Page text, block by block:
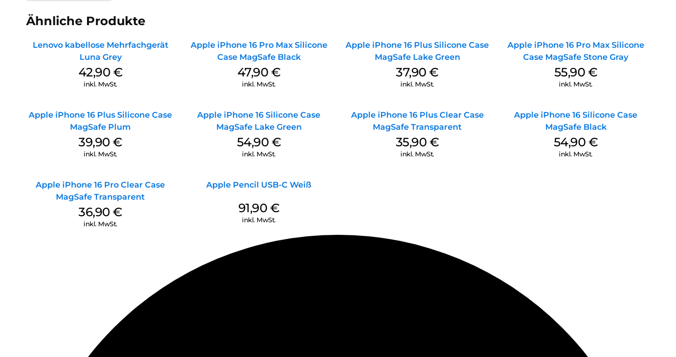
Ähnliche Produkte
Lenovo kabellose Mehrfachgerät
Luna Grey
42,90 €
inkl. MwSt.
Apple iPhone 16 Pro Max Silicone
Case MagSafe Black
47,90 €
inkl. MwSt.
Apple iPhone 16 Plus Silicone Case
MagSafe Lake Green
37,90€
inkl. MwSt.
Apple iPhone 16 Pro Max Silicone
Case MagSafe Stone Gray
55,90 €
inkl. MwSt.
Apple iPhone 16 Plus Silicone Case
MagSafe Plum
39,90€
inkl. MwSt.
Apple iPhone 16 Silicone Case
MagSafe Lake Green
54,90 €
inkl. MwSt.
Apple iPhone 16 Plus Clear Case
MagSafe Transparent
35,90 €
inkl. MwSt.
Apple iPhone 16 Silicone Case
MagSafe Black
54,90 €
inkl. MwSt.
Apple iPhone 16 Pro Clear Case
MagSafe Transparent
36,90€
inkl. MwSt.
Apple Pencil USB-C Weiß
91,90 €
inkl. MwSt.